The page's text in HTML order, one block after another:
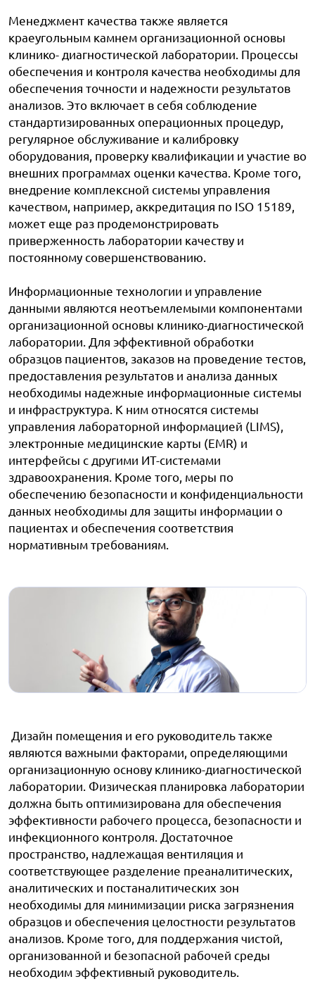
Менеджмент качества также является
краеугольным камнем организационной основы
клинико- диагностической лаборатории. Процессы
обеспечения и контроля качества необходимы для
обеспечения точности и надежности результатов
анализов. Это включает в себя соблюдение
стандартизированных операционных процедур,
регулярное обслуживание и калибровку
оборудования, проверку квалификации и участие во
внешних программах оценки качества. Кроме того,
внедрение комплексной системы управления
качеством, например, аккредитация по ISO 15189,
может еще раз продемонстрировать
приверженность лаборатории качеству и
постоянному совершенствованию.
Информационные технологии и управление
данными являются неотъемлемыми компонентами
организационной основы клинико-диагностической
лаборатории. Для эффективной обработки
образцов пациентов, заказов на проведение тестов,
предоставления результатов и анализа данных
необходимы надежные информационные системы
и инфраструктура. К ним относятся системы
управления лабораторной информацией (LIMS),
электронные медицинские карты (EMR) и
интерфейсы с другими ИТ-системами
здравоохранения. Кроме того, меры по
обеспечению безопасности и конфиденциальности
данных необходимы для защиты информации о
пациентах и обеспечения соответствия
нормативным требованиям.
Дизайн помещения и его руководитель также
являются важными факторами, определяющими
организационную основу клинико-диагностической
лаборатории. Физическая планировка лаборатории
должна быть оптимизирована для обеспечения
эффективности рабочего процесса, безопасности и
инфекционного контроля. Достаточное
пространство, надлежащая вентиляция и
соответствующее разделение преаналитических,
аналитических и постаналитических зон
необходимы для минимизации риска загрязнения
образцов и обеспечения целостности результатов
анализов. Кроме того, для поддержания чистой,
организованной и безопасной рабочей среды
необходим эффективный руководитель.